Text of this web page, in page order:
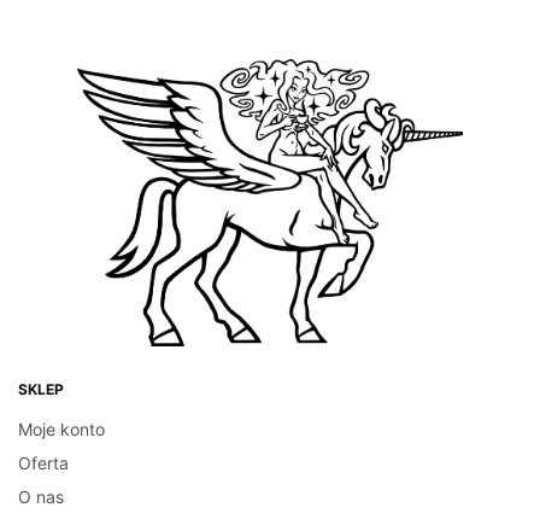
KAWA
Rwanda Mabanza
25.00zł – 140.00zł Zakres
cen: od
25.00zł
do
140.00zł
WYBIERZ OPCJE
Kenia AA
DOWIEDZ SIĘ WIĘCEJ
SKLEP
Moje konto
Oferta
O nas